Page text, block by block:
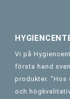
Vi på
första hand
produkter. "Hos
och